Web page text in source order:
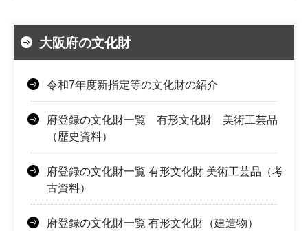
大阪府の文化財
令和7年度新指定等の文化財の紹介
府登録の文化財一覧 有形文化財 美術工芸品
（歴史資料）
府登録の文化財一覧 有形文化財 美術工芸品（考
古資料）
府登録の文化財一覧 有形文化財（建造物）